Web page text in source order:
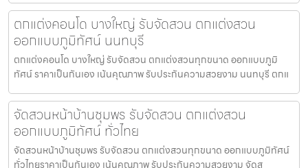
ตกแต่งคอนโด บางใหญ่ รับจัดสวน ตกแต่งสวน
ออกแบบภูมิทัศน์ นนทบุรี
ตกแต่งคอนโด บางใหญ่ รับจัดสวน ตกแต่งสวนทุกขนาด ออกแบบภูมิ
ทัศน์ ราคาเป็นกันเอง เน้นคุณภาพ รับประกันความสวยงาม นนทบุรี ตกแ
จัดสวนหน้าบ้านชุมพร รับจัดสวน ตกแต่งสวน
ออกแบบภูมิทัศน์ ทั่วไทย
จัดสวนหน้าบ้านชุมพร รับจัดสวน ตกแต่งสวนทุกขนาด ออกแบบภูมิทัศน์
ทั่วไทยราคาเป็นกันเอง เน้นคุณภาพ รับประกันความสวยงาม จัดส